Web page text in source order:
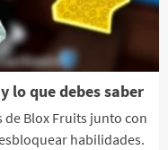
lo que debes saber
de Blox Fruits junto con
habilidades.